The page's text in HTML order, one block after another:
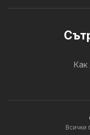
Как
Всички